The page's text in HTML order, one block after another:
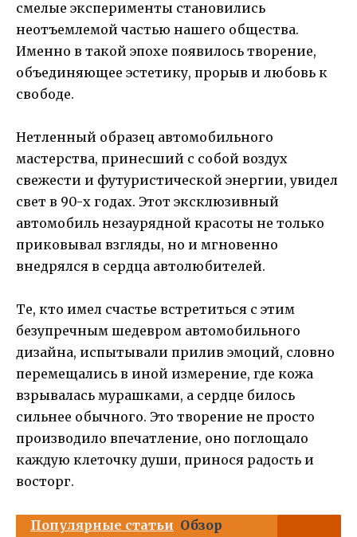
смелые эксперименты становились
неотъемлемой частью нашего общества.
Именно в такой эпохе появилось творение,
объединяющее эстетику, прорыв и любовь к
свободе.
Нетленный образец автомобильного
мастерства, принесший с собой воздух
свежести и футуристической энергии, увидел
свет в 90-х годах. Этот эксклюзивный
автомобиль незаурядной красоты не только
приковывал взгляды, но и мгновенно
внедрялся в сердца автолюбителей.
Те, кто имел счастье встретиться с этим
безупречным шедевром автомобильного
дизайна, испытывали прилив эмоций, словно
перемещались в иной измерение, где кожа
взрывалась мурашками, а сердце билось
сильнее обычного. Это творение не просто
производило впечатление, оно поглощало
каждую клеточку души, принося радость и
восторг.
Популярные статьи Обзор